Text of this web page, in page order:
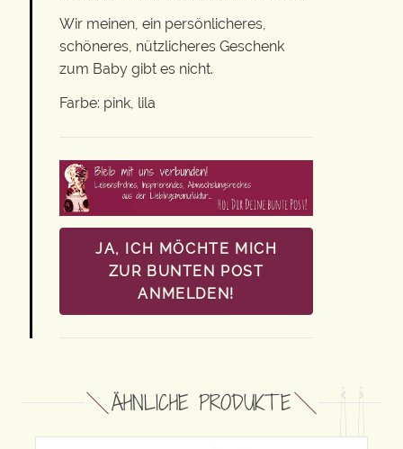
Wir meinen, ein persönlicheres,
schöneres, nützlicheres Geschenk
zum Baby gibt es nicht.
Farbe: pink, lila
JA, ICH MÖCHTE MICH
ZUR BUNTEN POST
ANMELDEN!
ÄHNLICHE PRODUKTE